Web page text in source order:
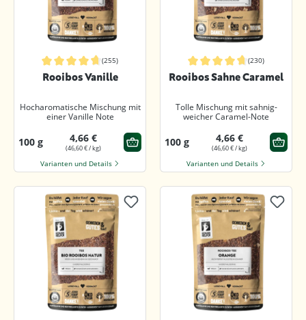
Durchschnittliche Bewertung von 4.8 von 5 Sternen
(255)
Rooibos Vanille
Hocharomatische Mischung mit
einer Vanille Note
100 g 4,66 €
(46,60 € / kg)
Varianten und Details
Durchschnittliche Bewertung von
(230)
Rooibos Sahne Caramel
Tolle Mischung mit sahnig-
weicher Caramel-Note
100 g 4,66 €
(46,60 € / kg)
Varianten und Details